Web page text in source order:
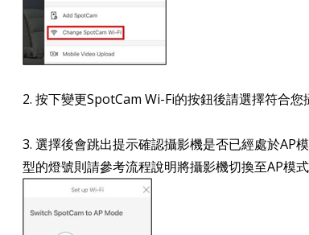
2. 按下變更SpotCam Wi-Fi的按鈕後請選擇符合
3. 選擇後會跳出提示確認攝影機是否已經處於AP
型的燈號則請參考流程說明將攝影機切換至AP模式